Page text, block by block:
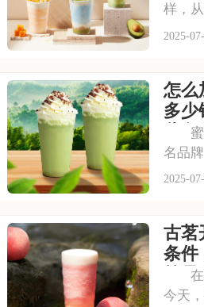
样，
茶，
力和
心动
需要
2025-
怎么
多少
些
蜜
名品
注。
班族
丝。
用究
2025-
古茗
条件
算
在
今天